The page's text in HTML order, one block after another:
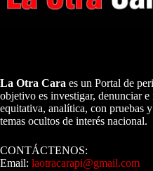
La Otra Cara es un Portal de
objetivo es investigar, denunciar
equitativa, analítica, con pruebas
temas ocultos de interés nacional.
CONTÁCTENOS:
Email: laotracarapi@gmail.com